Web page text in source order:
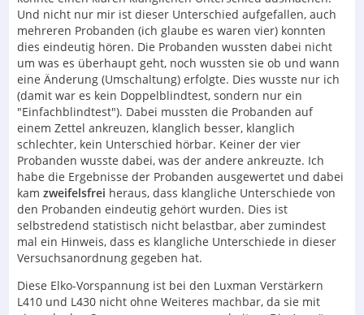
Und nicht nur mir ist dieser Unterschied aufgefallen, auch
mehreren Probanden (ich glaube es waren vier) konnten
dies eindeutig hören. Die Probanden wussten dabei nicht
um was es überhaupt geht, noch wussten sie ob und wann
eine Änderung (Umschaltung) erfolgte. Dies wusste nur ich
(damit war es kein Doppelblindtest, sondern nur ein
"Einfachblindtest"). Dabei mussten die Probanden auf
einem Zettel ankreuzen, klanglich besser, klanglich
schlechter, kein Unterschied hörbar. Keiner der vier
Probanden wusste dabei, was der andere ankreuzte. Ich
habe die Ergebnisse der Probanden ausgewertet und dabei
kam zweifelsfrei heraus, dass klangliche Unterschiede von
den Probanden eindeutig gehört wurden. Dies ist
selbstredend statistisch nicht belastbar, aber zumindest
mal ein Hinweis, dass es klangliche Unterschiede in dieser
Versuchsanordnung gegeben hat.
Diese Elko-Vorspannung ist bei den Luxman Verstärkern
L410 und L430 nicht ohne Weiteres machbar, da sie mit